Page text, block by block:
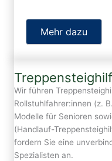
Mehr dazu
Wir führen
Rollstuhlfahrer:innen (z.
Modelle für Senioren
(Handlauf-
fordern Sie eine
Spezialisten an.